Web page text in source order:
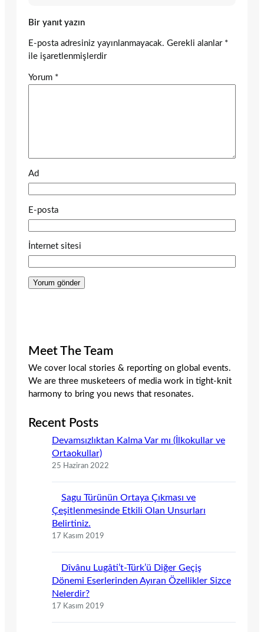
Bir yanıt yazın
E-posta adresiniz yayınlanmayacak. Gerekli alanlar *
ile işaretlenmişlerdir
Yorum *
Ad
E-posta
İnternet sitesi
Meet The Team
We cover local stories & reporting on global events.
We are three musketeers of media work in tight-knit
harmony to bring you news that resonates.
Recent Posts
Devamsızlıktan Kalma Var mı (İlkokullar ve
Ortaokullar)
25 Haziran 2022
Sagu Türünün Ortaya Çıkması ve
Çeşitlenmesinde Etkili Olan Unsurları
Belirtiniz.
17 Kasım 2019
Dîvânu Lugâti’t-Türk’ü Diğer Geçiş
Dönemi Eserlerinden Ayıran Özellikler Sizce
Nelerdir?
17 Kasım 2019